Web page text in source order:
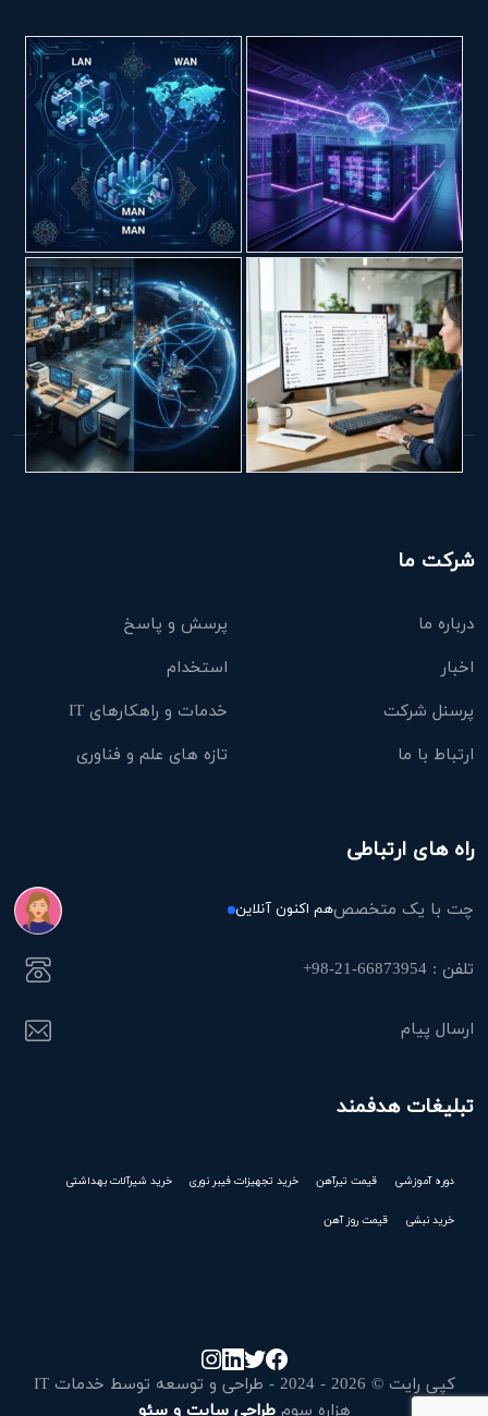
شرکت ما
درباره ما
پرسش و پاسخ
اخبار
استخدام
پرسنل شرکت
خدمات و راهکارهای IT
ارتباط با ما
تازه های علم و فناوری
راه های ارتباطی
چت با یک متخصصهم اکنون آنلاین
تلفن : 66873954-21-98+
ارسال پیام
تبلیغات هدفمند
دوره آموزشی قیمت تیرآهن خرید تجهیزات فیبر نوری خرید شیرآلات بهداشتی
خرید نبشی قیمت روز آهن
کپی رایت © 2026 - 2024 - طراحی و توسعه توسط خدمات IT
هزاره سومطراحی سایت و سئو